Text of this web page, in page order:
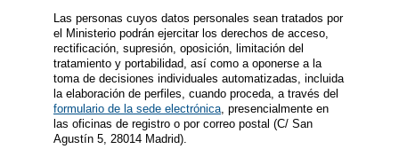
Las personas cuyos datos personales sean tratados por
el Ministerio podrán ejercitar los derechos de acceso,
rectificación, supresión, oposición, limitación del
tratamiento y portabilidad, así como a oponerse a la
toma de decisiones individuales automatizadas, incluida
la elaboración de perfiles, cuando proceda, a través del
formulario de la sede electrónica , presencialmente en
las oficinas de registro o por correo postal (C/ San
Agustín 5, 28014 Madrid).